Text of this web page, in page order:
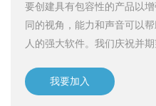
要创建具有包容性的产品以
同的视角，能力和声音可以
人的强大软件。我们庆祝并
我要加入